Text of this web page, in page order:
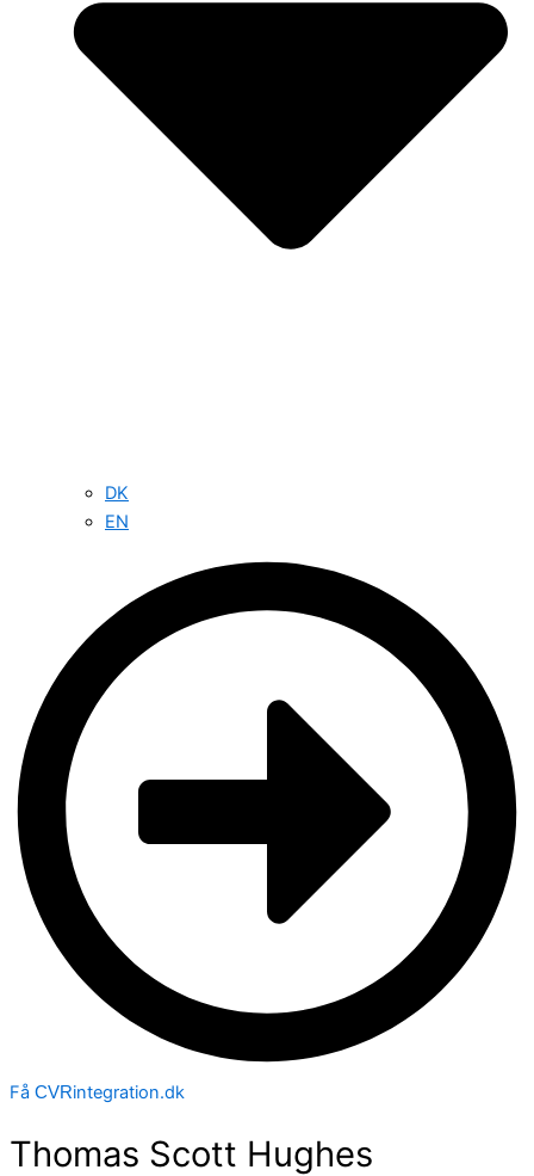
DK
EN
Få CVRintegration.dk
Thomas Scott Hughes